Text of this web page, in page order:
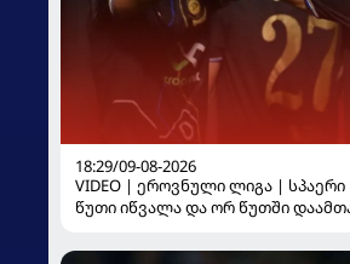
18:29/09-08-2026
VIDEO | ეროვნული ლიგა | სპაერი
წუთი იწვალა და ორ წუთში